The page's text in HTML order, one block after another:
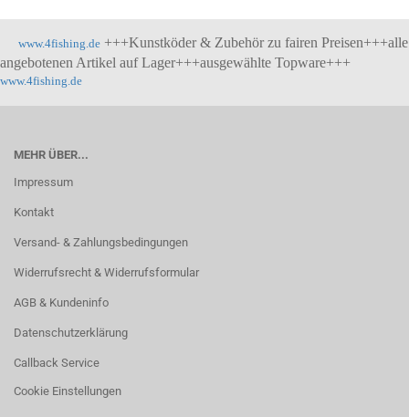
www.4fishing.de +++Kunstköder & Zubehör zu fairen Preisen+++alle
angebotenen Artikel auf Lager+++ausgewählte Topware+++
www.4fishing.de
MEHR ÜBER...
Impressum
Kontakt
Versand- & Zahlungsbedingungen
Widerrufsrecht & Widerrufsformular
AGB & Kundeninfo
Datenschutzerklärung
Callback Service
Cookie Einstellungen